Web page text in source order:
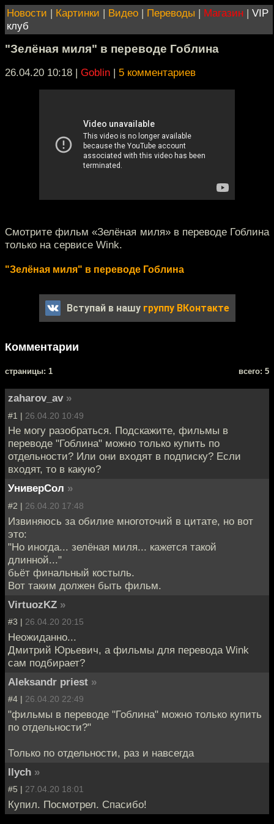
Новости | Картинки | Видео | Переводы | Магазин | VIP
клуб
"Зелёная миля" в переводе Гоблина
26.04.20 10:18 | Goblin | 5 комментариев
Смотрите фильм «Зелёная миля» в переводе Гоблина
только на сервисе Wink.
"Зелёная миля" в переводе Гоблина
Вступай в нашу группу ВКонтакте
Комментарии
cтраницы: 1 всего: 5
zaharov_av »
#1 | 26.04.20 10:49
Не могу разобраться. Подскажите, фильмы в
переводе "Гоблина" можно только купить по
отдельности? Или они входят в подписку? Если
входят, то в какую?
УниверСол »
#2 | 26.04.20 17:48
Извиняюсь за обилие многоточий в цитате, но вот
это:
"Но иногда... зелёная миля... кажется такой
длинной..."
бьёт финальный костыль.
Вот таким должен быть фильм.
VirtuozKZ »
#3 | 26.04.20 20:15
Неожиданно...
Дмитрий Юрьевич, а фильмы для перевода Wink
сам подбирает?
Aleksandr priest »
#4 | 26.04.20 22:49
"фильмы в переводе "Гоблина" можно только купить
по отдельности?"
Только по отдельности, раз и навсегда
Ilych »
#5 | 27.04.20 18:01
Купил. Посмотрел. Спасибо!